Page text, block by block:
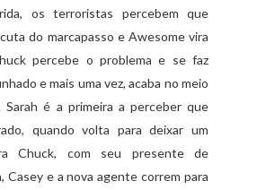
os terroristas percebem que
do marcapasso e Awesome vira
percebe o problema e se faz
e mais uma vez, acaba no meio
Sarah é a primeira a perceber que
quando volta para deixar um
Chuck, com seu presente de
Casey e a nova agente correm para